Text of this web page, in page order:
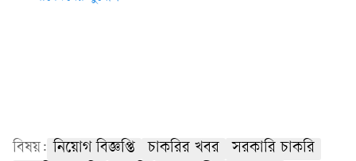
বিষয়: নিয়োগ বিজ্ঞপ্তি চাকরির খবর
সরকারি চাকরি